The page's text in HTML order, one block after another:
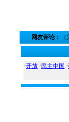
网友评论：
·开放 · 民主中国 ·